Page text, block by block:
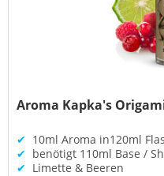
Aroma Kapka's
✔ 10ml Aroma in120ml
✔ benötigt 110ml Base /
✔ Limette & Beeren